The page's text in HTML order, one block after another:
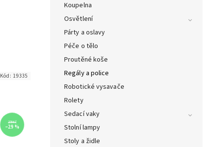
Koupelna
Osvětlení
Párty a oslavy
Péče o tělo
Proutěné koše
Regály a police
Robotické vysavače
Rolety
Sedací vaky
Stolní lampy
Stoly a židle
279 Kč
–29 %
Kód: 19335